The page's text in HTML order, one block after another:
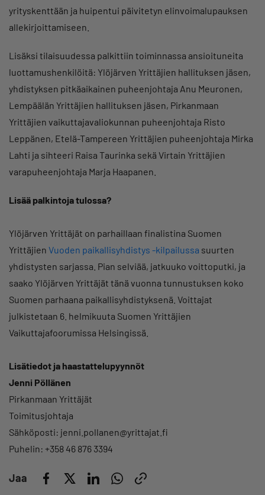
yrityskenttään ja huipentui päivitetyn elinvoimalupauksen
allekirjoittamiseen.
Lisäksi tilaisuudessa palkittiin toiminnassa ansioituneita
luottamushenkilöitä: Ylöjärven Yrittäjien hallituksen jäsen,
yhdistyksen pitkäaikainen puheenjohtaja Anu Meuronen,
Lempäälän Yrittäjien hallituksen jäsen, Pirkanmaan
Yrittäjien vaikuttajavaliokunnan puheenjohtaja Risto
Leppänen, Etelä-Tampereen Yrittäjien puheenjohtaja Mirka
Lahti ja sihteeri Raisa Taurinka sekä Virtain Yrittäjien
varapuheenjohtaja Marja Haapanen.
Lisää palkintoja tulossa?
Ylöjärven Yrittäjät on parhaillaan finalistina Suomen
Yrittäjien Vuoden paikallisyhdistys -kilpailussa suurten
yhdistysten sarjassa. Pian selviää, jatkuuko voittoputki, ja
saako Ylöjärven Yrittäjät tänä vuonna tunnustuksen koko
Suomen parhaana paikallisyhdistyksenä. Voittajat
julkistetaan 6. helmikuuta Suomen Yrittäjien
Vaikuttajafoorumissa Helsingissä.
Lisätiedot ja haastattelupyynnöt
Jenni Pöllänen
Pirkanmaan Yrittäjät
Toimitusjohtaja
Sähköposti: jenni.pollanen@yrittajat.fi
Puhelin: +358 46 876 3394
Jaa